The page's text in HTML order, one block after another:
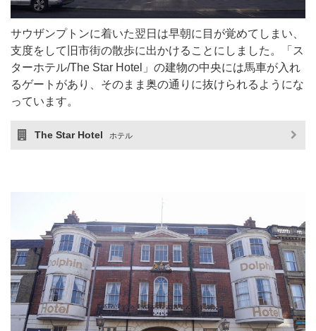
サウザンプトンに着いた翌日は早朝に目が覚めてしまい、
支度をして旧市街の散歩に出かけることにしました。「ス
ターホテル/The Star Hotel」の建物の中央には馬車が入れ
るゲートがあり、そのまま奥の通りに抜けられるようにな
っています。
The Star Hotel ホテル